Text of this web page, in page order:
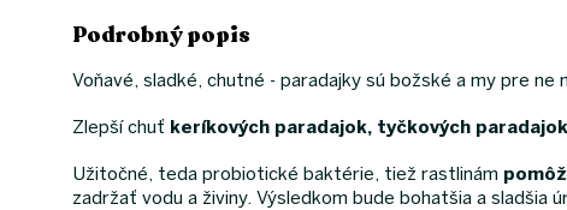
Podrobný popis
Voňavé, sladké, chutné - paradajky sú božské a my pre ne
Zlepší chuť keríkových paradajok, tyčkových
Užitočné, teda probiotické baktérie, tiež rastlinám
zadržať vodu a živiny. Výsledkom bude bohatšia a sladšia